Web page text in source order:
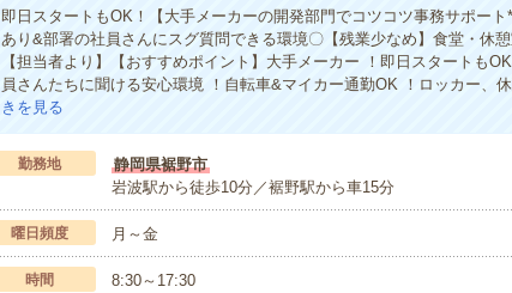
即日スタートもOK！【大手メーカーの開発部門でコツコツ事務サポー
あり&部署の社員さんにスグ質問できる環境〇【残業少なめ】食堂・休
【担当者より】【おすすめポイント】大手メーカー ！即日スタートも
員さんたちに聞ける安心環境 ！自転車&マイカー通勤OK ！ロッカー、
きを見る
勤務地
静岡県裾野市
岩波駅から徒歩10分／裾野駅から車15分
曜日頻度 月～金
時間 8:30～17:30